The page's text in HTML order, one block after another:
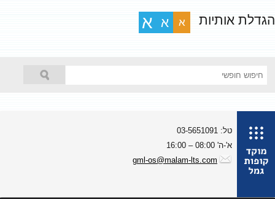
אותיות א א א
טל: 03-5651091
א'-ה' 08:00 – 16:00
gml-os@malam-lts.com